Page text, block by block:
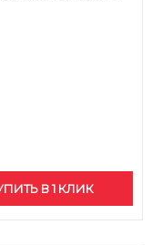
В 1 КЛИК